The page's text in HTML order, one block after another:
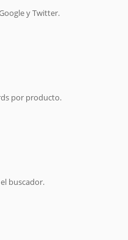
y Twitter.
por producto.
buscador.